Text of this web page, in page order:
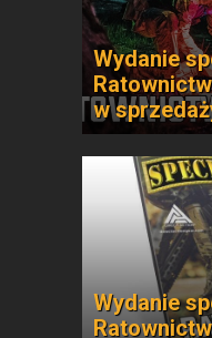
Wydanie
w
Wydanie